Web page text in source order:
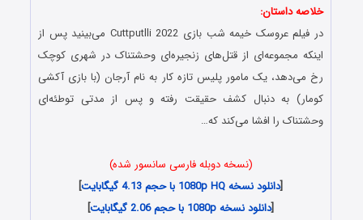
خلاصه داستان:
در فیلم عروسک خیمه شب بازی Cuttputlli 2022 می‌بینید پس از
اینکه مجموعه‌ای از قتل‌‌های زنجیره‌‌ای وحشتناک در شهری کوچک
رخ می‌دهد، یک مامور پلیس تازه کار به نام آرجان (با بازی آکشی
کومار) به دنبال کشف حقیقت رفته و پس از مدتی توطئه‌ای
وحشتناک را افشا می‌کند که…
(نسخه دوبله فارسی سانسور شده)
[دانلود نسخه 1080p HQ با حجم 4.13 گیگابایت
]
[دانلود نسخه 1080p با حجم 2.06 گیگابایت
]